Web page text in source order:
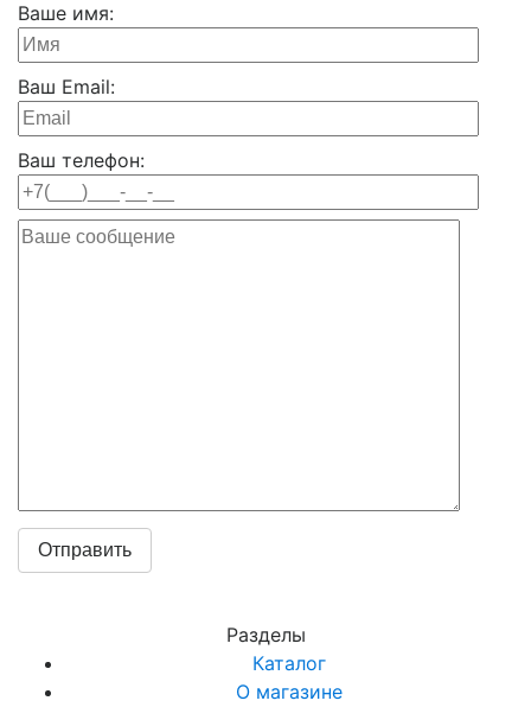
Ваше имя:
Ваш Email:
Ваш телефон:
Разделы
Каталог
О магазине